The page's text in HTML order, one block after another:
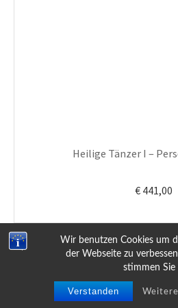
Wir benutzen Cookies um
der Webseite zu
stimmen Sie
Verstanden
Heilige Tänzer I –
€441,00
Atelier Wonnereich